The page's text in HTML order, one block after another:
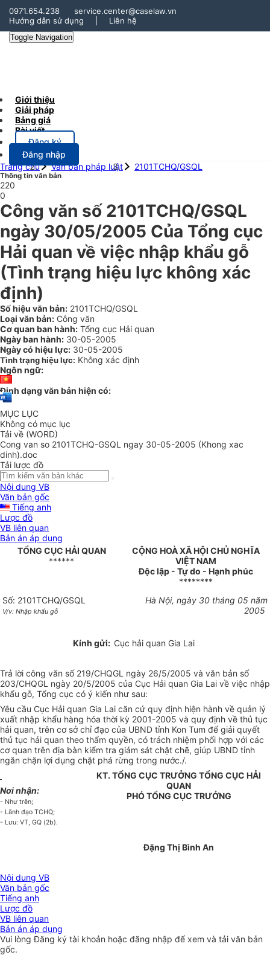
0971.654.238
service.center@caselaw.vn
Hướng dẫn sử dụng
Liên hệ
Toggle Navigation
Giới thiệu
Giải pháp
Bảng giá
Bài viết
Đăng ký
Đăng nhập
Trang chủ
Văn bản pháp luật 2101TCHQ/GSQL
Thông tin văn bản
220
0
Công văn số 2101TCHQ/GSQL
ngày 30/05/2005 Của Tổng cục
Hải quan về việc nhập khẩu gỗ
(Tình trạng hiệu lực không xác
định)
Số hiệu văn bản: 2101TCHQ/GSQL
Loại văn bản: Công văn
Cơ quan ban hành: Tổng cục Hải quan
Ngày ban hành: 30-05-2005
Ngày có hiệu lực: 30-05-2005
Tình trạng hiệu lực: Không xác định
Ngôn ngữ:
Định dạng văn bản hiện có:
MỤC LỤC
Không có mục lục
Tải về (WORD)
Cong van so 2101TCHQ-GSQL ngay 30-05-2005 (Khong xac
dinh).doc
Tải lược đồ
Nội dung VB
Văn bản gốc
Tiếng anh
Lược đồ
VB liên quan
Bản án áp dụng
TỔNG CỤC HẢI QUAN
******
CỘNG HOÀ XÃ HỘI CHỦ NGHĨA
VIỆT NAM
Độc lập - Tự do - Hạnh phúc
********
Số: 2101TCHQ/GSQL
V/v: Nhập khẩu gỗ
Hà Nội, ngày 30 tháng 05 năm
2005
Kính gửi: Cục hải quan Gia Lai
Trả lời công văn số 219/CHQGL ngày 26/5/2005 và văn bản số
203/CHQGL ngày 20/5/2005 của Cục Hải quan Gia Lai về việc nhập
khẩu gỗ, Tổng cục có ý kiến như sau:
Yêu cầu Cục Hải quan Gia Lai căn cứ quy định hiện hành về quản lý
xuất nhập khẩu hàng hóa thời kỳ 2001-2005 và quy định về thủ tục
hải quan, trên cơ sở chỉ đạo của UBND tỉnh Kon Tum để giải quyết
thủ tục hải quan theo thẩm quyền, có trách nhiệm phối hợp với các
cơ quan trên địa bàn kiểm tra giám sát chặt chẽ, giúp UBND tỉnh
ngăn chặn lợi dụng chặt phá rừng trong nước./.
Nơi nhận:
- Như trên;
- Lãnh đạo TCHQ;
- Lưu: VT, GQ (2b).
KT. TỔNG CỤC TRƯỞNG TỔNG CỤC HẢI
QUAN
PHÓ TỔNG CỤC TRƯỞNG
Đặng Thị Bình An
Nội dung VB
Văn bản gốc
Tiếng anh
Lược đồ
VB liên quan
Bản án áp dụng
Vui lòngĐăng ký tài khoản hoặc đăng nhập để xem và tải văn bản
gốc.